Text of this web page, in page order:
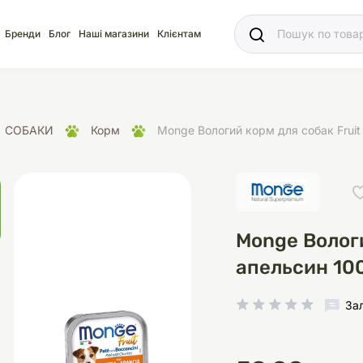
Наповнювачі
для кліток
акваріума Акваріуми
Бренди Блог Наші магазини Клієнтам
СОБАКИ Корм Monge Вологий корм для собак
Monge
апельсин